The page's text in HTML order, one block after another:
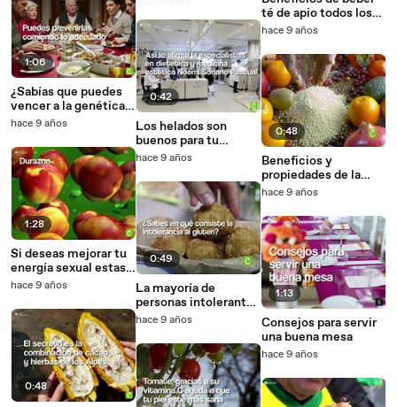
1:06
¿Sabías que puedes
vencer a la genética
con la alimentación?
hace 9 años
1:28
Si deseas mejorar tu
energía sexual estas
frutas pueden ser la
hace 9 años
0:48
0:42
Los helados son
buenos para tu
cuerpo-
hace 9 años
0:49
La mayoría de
personas intolerantes
al gluten no saben
hace 9 años
té de apio todos los
días
hace 9 años
0:48
Beneficios y
propiedades de la
quinoa
hace 9 años
1:13
Consejos para servir
una buena mesa
hace 9 años